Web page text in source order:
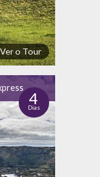
Ver o Tour
4
Dias